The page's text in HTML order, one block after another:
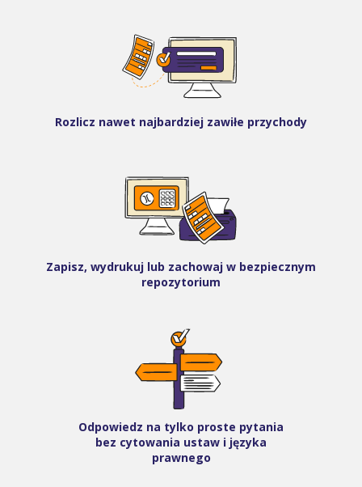
Rozlicz nawet najbardziej zawiłe przychody
Zapisz, wydrukuj lub zachowaj w bezpiecznym
repozytorium
Odpowiedz na tylko proste pytania
bez cytowania ustaw i języka
prawnego